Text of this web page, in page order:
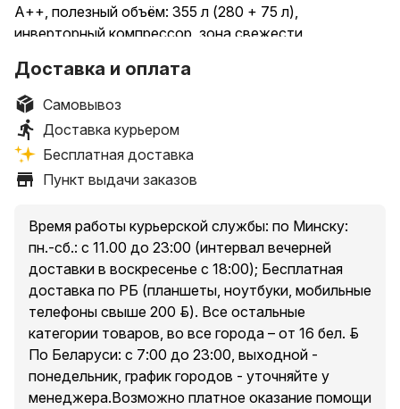
A++, полезный объём: 355 л (280 + 75 л),
инверторный компрессор, зона свежести,
яиц, 69x55x194 см, белый
Способы доставки: самовывоз, доставка курьером.
Способы оплаты (при получении): наличными,
банковской картой.
Пункты выдачи заказов:
1. Минск, пр. Независимости, 185, оф. 36
2. Минский р-н, Новодворский с/, 40/2, бизнес-центр
«S-UNION»
3. Минск, ул. Притыцкого, 23А, ТЦ «Орбита Молл», 2
этаж
4. Минск, ул. Денисовская, 37, в торце здания
5. Минск, ул. Куйбышева, 44, помещение 2-Н
* есть ограничения по категории доставляемых
Доставка и оплата
Самовывоз
Доставка курьером
Бесплатная доставка
Пункт выдачи заказов
Время работы курьерской службы: по Минску:
пн.-сб.: с 11.00 до 23:00 (интервал вечерней
доставки в воскресенье с 18:00); Бесплатная
доставка по РБ (планшеты, ноутбуки, мобильные
телефоны свыше 200 руб.). Все остальные
категории товаров, во все города – от 16 бел. руб.
По Беларуси: с 7:00 до 23:00, выходной -
понедельник, график городов - уточняйте у
менеджера.Возможно платное оказание помощи